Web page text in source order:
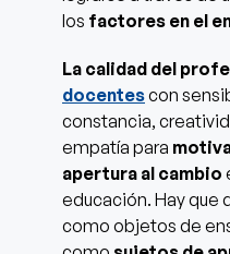
los factores en el
La calidad del
docentescon
constancia,
empatía para
apertura al cambio
educación. Hay que
como objetos de